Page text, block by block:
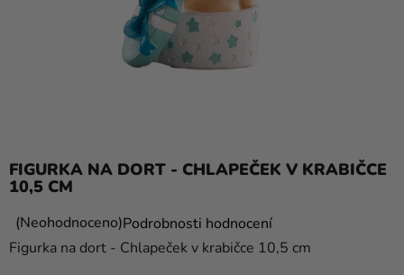
Dárky
merch
FIGURKA NA DORT - CHLAPEČEK V KRABIČCE
10,5 CM
Průměrné
hodnocení
NeohodnocenoPodrobnosti hodnocení
Figurka na dort - Chlapeček v krabičce 10,5 cm